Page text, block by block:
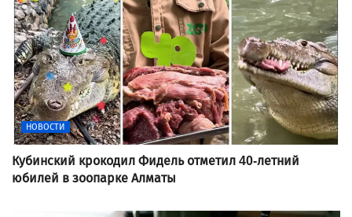
НОВОСТИ
Кубинский крокодил Фидель отметил 40-летний
юбилей в зоопарке Алматы